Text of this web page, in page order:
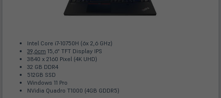
Intel Core i7-10750H (6x 2,6 GHz)
39,6cm 15,6" TFT Display IPS
3840 x 2160 Pixel (4K UHD)
32 GB DDR4
512GB SSD
Windows 11 Pro
NVidia Quadro T1000 (4GB GDDR5)